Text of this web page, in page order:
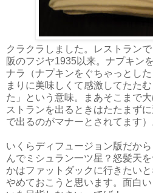
クラクラしました。レストラン
阪のフジヤ1935以来。ナプキン
ナラ（ナプキンをぐちゃっとし
まりに美味しくて感激してたた
た」という意味。まあそこまで
ストランを出るときはたたまず
で出るのがマナーとされてます）
いくらディフュージョン版だか
んでミシュラン一ツ星？怒髪天
かはファットダックに行きたい
やめておこうと思います。面白